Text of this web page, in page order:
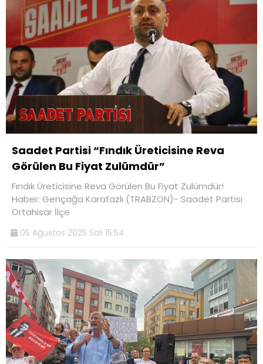
Saadet Partisi “Fındık Üreticisine Reva
Görülen Bu Fiyat Zulümdür”
Fındık Üreticisine Reva Görülen Bu Fiyat Zulümdür!
Haber: Gençağa Karafazlı (TRABZON)- Saadet Partisi
Ortahisar İlçe
05 Ağustos 2025 Salı 15:54